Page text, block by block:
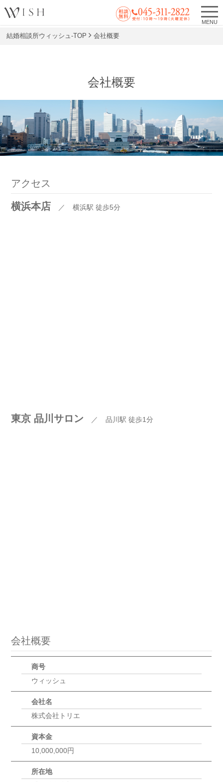
MENU
結婚相談所ウィッシュ-TOP 会社概要
会社概要
アクセス
横浜本店 ／ 横浜駅 徒歩5分
東京 品川サロン ／ 品川駅 徒歩1分
会社概要
商号
ウィッシュ
会社名
株式会社トリエ
資本金
10,000,000円
所在地